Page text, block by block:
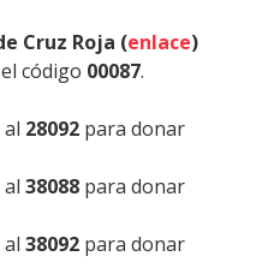
Cruz Roja (enlace)
código 00087.
al 28092 para donar
al 38088 para donar
al 38092 para donar